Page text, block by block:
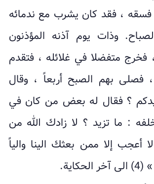
، فقد كان يشرب مع ندمائه
وذات يوم آذنه المؤذنون
فخرج متفضلا في غلائله ، فتقدم
فصلى بهم الصبح أربعاً ، وقال
؟ فقال له بعض من كان في
: ما تزيد ؟ لا زادك الله من
أعجب إلا ممن بعثك الينا والياً